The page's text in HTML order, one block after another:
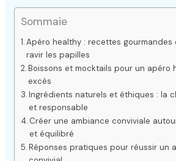
Sommaie
Apéro healthy : recettes gourmandes
ravir les papilles
Boissons et mocktails pour un apéro
excès
Ingrédients naturels et éthiques : la
et responsable
Créer une ambiance conviviale
et équilibré
Réponses pratiques pour réussir un